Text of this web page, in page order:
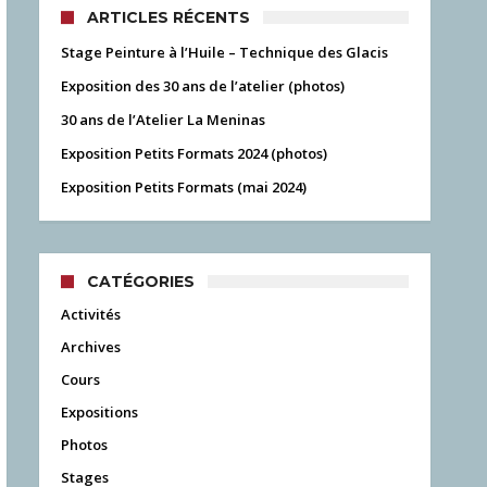
ARTICLES RÉCENTS
Stage Peinture à l’Huile – Technique des Glacis
Exposition des 30 ans de l’atelier (photos)
30 ans de l’Atelier La Meninas
Exposition Petits Formats 2024 (photos)
Exposition Petits Formats (mai 2024)
CATÉGORIES
Activités
Archives
Cours
Expositions
Photos
Stages